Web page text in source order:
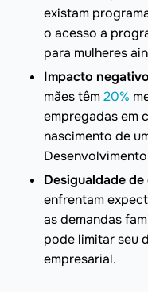
existam
o acesso a
para mulheres
Impacto
mães têm20%
empregadas em
nascimento de
Desigualdade
enfrentam
as demandas
pode limitar seu
empresarial.